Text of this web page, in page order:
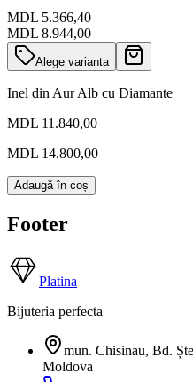
MDL 5.366,40
MDL 8.944,00
Alege varianta
Inel din Aur Alb cu Diamante
MDL 11.840,00
MDL 14.800,00
Adaugă în coș
Footer
Platina
Bijuteria perfecta
mun. Chisinau, Bd.
Moldova